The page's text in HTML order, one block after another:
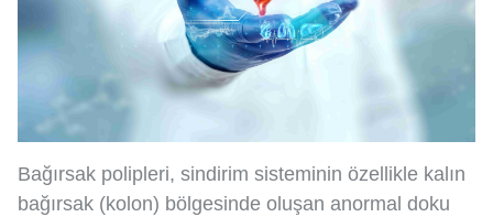
Bağırsak polipleri, sindirim sisteminin özellikle kalın
bağırsak (kolon) bölgesinde oluşan anormal doku